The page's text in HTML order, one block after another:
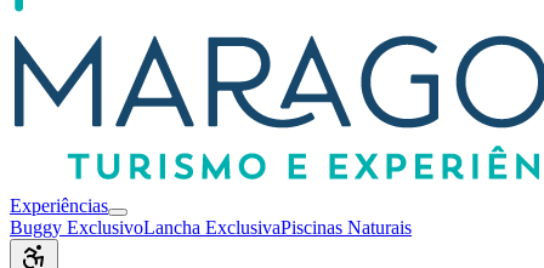
Experiências
Buggy ExclusivoLancha ExclusivaPiscinas Naturais